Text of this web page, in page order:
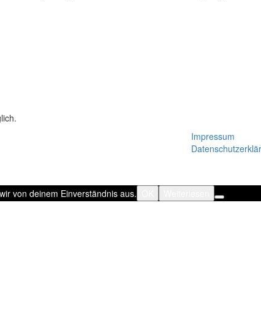
Impressum
von deinem Einverständnis aus.